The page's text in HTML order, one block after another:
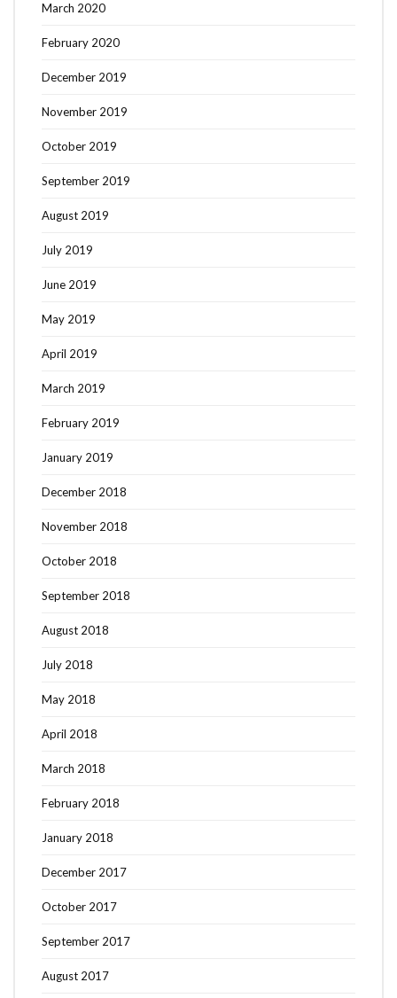
March 2020
February 2020
December 2019
November 2019
October 2019
September 2019
August 2019
July 2019
June 2019
May 2019
April 2019
March 2019
February 2019
January 2019
December 2018
November 2018
October 2018
September 2018
August 2018
July 2018
May 2018
April 2018
March 2018
February 2018
January 2018
December 2017
October 2017
September 2017
August 2017